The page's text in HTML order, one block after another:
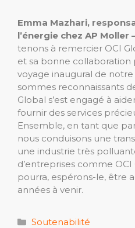
Emma Mazhari,
l’énergie chez AP Moller
tenons à remercier OCI
et sa bonne
voyage inaugural de
sommes reconnaissants
Global s’est engagé à
fournir des services
Ensemble, en tant que
nous conduisons une
une industrie très
d’entreprises comme
pourra, espérons-le, être
années à venir.
Catégories
Soutenabilité